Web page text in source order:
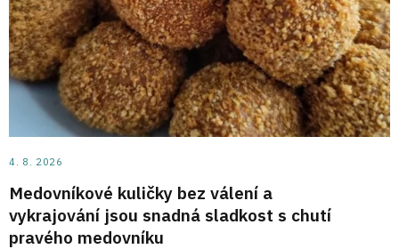
4. 8. 2026
Medovníkové kuličky bez válení a
vykrajování jsou snadná sladkost s chutí
pravého medovníku